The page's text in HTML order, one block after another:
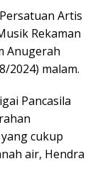
Artis
Rekaman
Anugerah
2024) malam.
Pancasila
cukup
air, Hendra